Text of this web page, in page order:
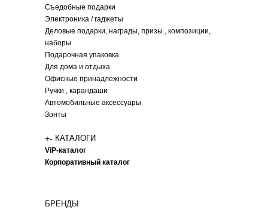
Съедобные подарки
Электроника / гаджеты
Деловые подарки, награды, призы , композиции,
наборы
Подарочная упаковка
Для дома и отдыха
Офисные принадлежности
Ручки , карандаши
Автомобильные аксессуары
Зонты
+- КАТАЛОГИ
ViP-каталог
Корпоративный каталог
БРЕНДЫ